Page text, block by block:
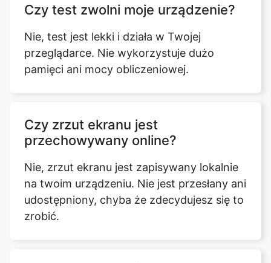
Czy test zwolni moje urządzenie?
Nie, test jest lekki i działa w Twojej
przeglądarce. Nie wykorzystuje dużo
pamięci ani mocy obliczeniowej.
Czy zrzut ekranu jest
przechowywany online?
Nie, zrzut ekranu jest zapisywany lokalnie
na twoim urządzeniu. Nie jest przesłany ani
udostępniony, chyba że zdecydujesz się to
zrobić.